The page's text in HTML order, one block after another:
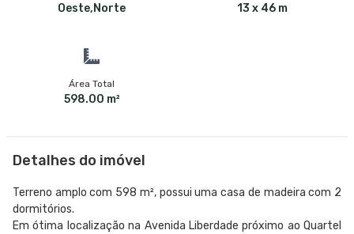
Oeste,Norte 13 x 46 m
Área Total
598.00 m²
Detalhes do imóvel
Terreno amplo com 598 m², possui uma casa de madeira com 2
dormitórios.
Em ótima localização na Avenida Liberdade próximo ao Quartel